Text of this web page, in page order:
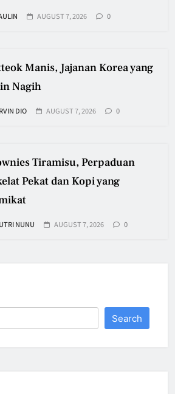
AUGUST 7, 2026 0
Manis, Jajanan Korea yang
Nagih
DIO AUGUST 7, 2026 0
Tiramisu, Perpaduan
Pekat dan Kopi yang
NUNU AUGUST 7, 2026 0
Search